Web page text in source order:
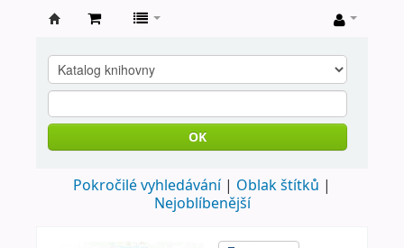
knihovna
Nové
Město
Metují
OK
Pokročilé vyhledávání
Oblak štítků
Nejoblíbenější